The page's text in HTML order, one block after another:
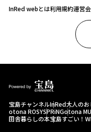
InRed webとは利用規約運営
宝島チャンネルInRed大人の
otona ROSYSPRiNGotona
田舎暮らしの本宝島すごい！